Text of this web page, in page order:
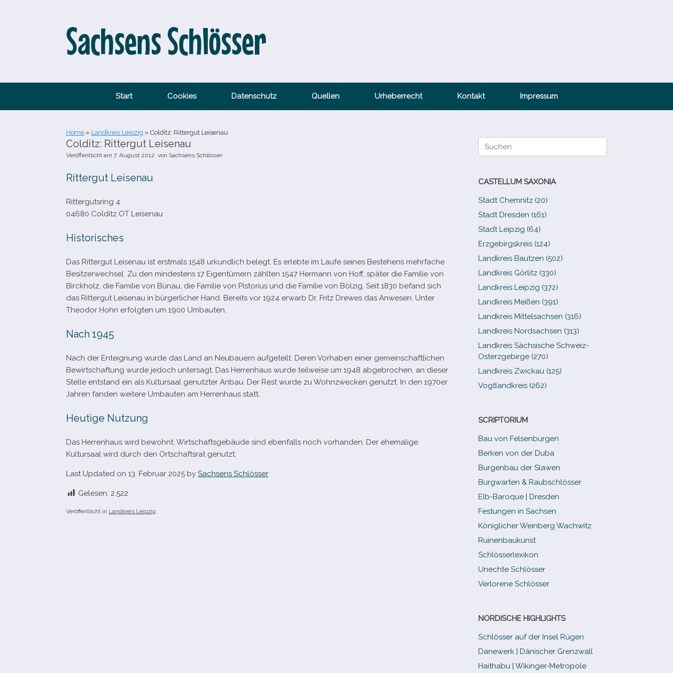
Sachsens Schlösser
Start Cookies Datenschutz Quellen Urheberrecht Kontakt Impressum
Home » Landkreis Leipzig » Colditz: Rittergut Leisenau
Colditz: Rittergut Leisenau
Veröffentlicht am 7. August 2012 von Sachsens Schlösser
Rittergut Leisenau
Rittergutsring 4
04680 Colditz OT Leisenau
Historisches
Das Rittergut Leisenau ist erst­mals 1548 urkund­lich belegt. Es erlebte im Laufe sei­nes Bestehens mehr­fa­che
Besitzerwechsel. Zu den min­des­tens 17 Eigentümern zähl­ten 1547 Hermann von Hoff, spä­ter die Familie von
Birckholz, die Familie von Bünau, die Familie von Pistorius und die Familie von Bölzig. Seit 1830 befand sich
das Rittergut Leisenau in bür­ger­li­cher Hand. Bereits vor 1924 erwarb Dr. Fritz Drewes das Anwesen. Unter
Theodor Hohn erfolg­ten um 1900 Umbauten.
Nach 1945
Nach der Enteignung wurde das Land an Neubauern auf­ge­teilt. Deren Vorhaben einer gemein­schaft­li­chen
Bewirtschaftung wurde jedoch unter­sagt. Das Herrenhaus wurde teil­weise um 1948 abge­bro­chen, an die­ser
Stelle ent­stand ein als Kultursaal genutz­ter Anbau. Der Rest wurde zu Wohnzwecken genutzt. In den 1970er
Jahren fan­den wei­tere Umbauten am Herrenhaus statt.
Heutige Nutzung
Das Herrenhaus wird bewohnt, Wirtschaftsgebäude sind eben­falls noch vor­han­den. Der ehe­ma­lige
Kultursaal wird durch den Ortschaftsrat genutzt.
Last Updated on 13. Februar 2025 by Sachsens Schlösser
Gelesen: 2.522
Veröffentlicht in Landkreis Leipzig
Suche
nach:
CASTELLUM SAXONIA
Stadt Chemnitz (20)
Stadt Dresden (161)
Stadt Leipzig (64)
Erzgebirgskreis (124)
Landkreis Bautzen (502)
Landkreis Görlitz (330)
Landkreis Leipzig (372)
Landkreis Meißen (391)
Landkreis Mittelsachsen (316)
Landkreis Nordsachsen (313)
Landkreis Sächsische Schweiz-​
Osterzgebirge (270)
Landkreis Zwickau (125)
Vogtlandkreis (262)
SCRIPTORIUM
Bau von Felsenburgen
Berken von der Duba
Burgenbau der Slawen
Burgwarten & Raubschlösser
Elb-​Baroque | Dresden
Festungen in Sachsen
Königlicher Weinberg Wachwitz
Ruinenbaukunst
Schlösserlexikon
Unechte Schlösser
Verlorene Schlösser
NORDISCHE HIGHLIGHTS
Schlösser auf der Insel Rügen
Danewerk | Dänischer Grenzwall
Haithabu | Wikinger-Metropole